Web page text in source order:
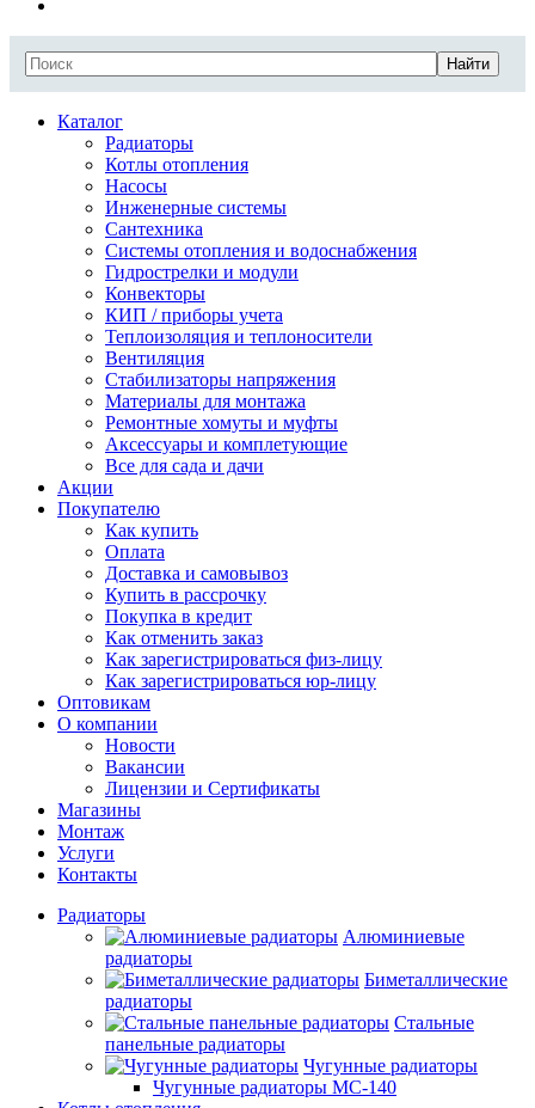
Найти
Каталог
Радиаторы
Котлы отопления
Насосы
Инженерные системы
Сантехника
Системы отопления и водоснабжения
Гидрострелки и модули
Конвекторы
КИП / приборы учета
Теплоизоляция и теплоносители
Вентиляция
Стабилизаторы напряжения
Материалы для монтажа
Ремонтные хомуты и муфты
Аксессуары и комплетующие
Все для сада и дачи
Акции
Покупателю
Как купить
Оплата
Доставка и самовывоз
Купить в рассрочку
Покупка в кредит
Как отменить заказ
Как зарегистрироваться физ-лицу
Как зарегистрироваться юр-лицу
Оптовикам
О компании
Новости
Вакансии
Лицензии и Сертификаты
Магазины
Монтаж
Услуги
Контакты
Радиаторы
Алюминиевые
радиаторы
Биметаллические
радиаторы
Стальные
панельные радиаторы
Чугунные радиаторы
Чугунные радиаторы МС-140